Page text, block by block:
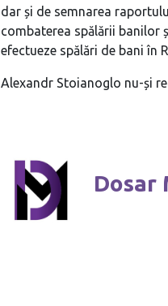
dar și de semnarea
combaterea spălării banilor
efectueze spălări de bani în
Alexandr Stoianoglo nu-și
Dosar